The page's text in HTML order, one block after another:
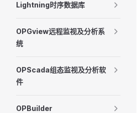
Lightning时序数据库
OPGview远程监视及分析系
统
OPScada组态监视及分析软
件
OPBuilder